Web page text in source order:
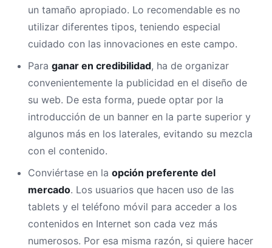
un tamaño apropiado. Lo recomendable es no
utilizar diferentes tipos, teniendo especial
cuidado con las innovaciones en este campo.
Para ganar en credibilidad, ha de organizar
convenientemente la publicidad en el diseño de
su web. De esta forma, puede optar por la
introducción de un banner en la parte superior y
algunos más en los laterales, evitando su mezcla
con el contenido.
Conviértase en la opción preferente del
mercado. Los usuarios que hacen uso de las
tablets y el teléfono móvil para acceder a los
contenidos en Internet son cada vez más
numerosos. Por esa misma razón, si quiere hacer